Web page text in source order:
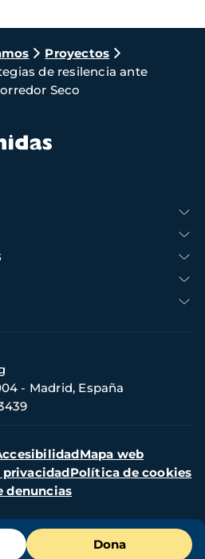
Proyectos
de resilencia ante
Seco
Dona
- Madrid, España
Mapa web
Política de cookies
denuncias